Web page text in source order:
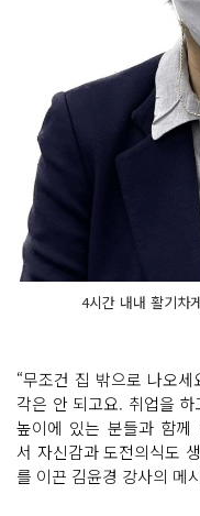
4시간 내내 활기차
“무조건 집 밖으로 나오
각은 안 되고요. 취업을
높이에 있는 분들과 함
서 자신감과 도전의식도
를 이끈 김윤경 강사의 메